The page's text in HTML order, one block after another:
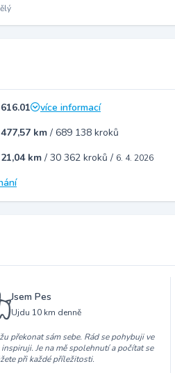
616.01
více informací
477,57 km / 689 138 kroků
21,04 km / 30 362 kroků / 6. 4. 2026
Jsem Pes
Ujdu 10 km denně
překonat sám sebe. Rád se pohybuji ve
Je na mě spolehnutí a počítat se
při každé příležitosti.